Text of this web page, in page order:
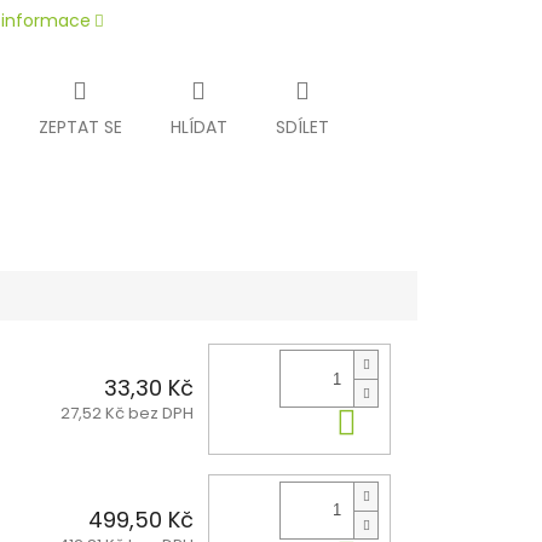
ZEPTAT SE HLÍDAT SDÍLET
33,30 Kč
27,52 Kč bez DPH
499,50 Kč